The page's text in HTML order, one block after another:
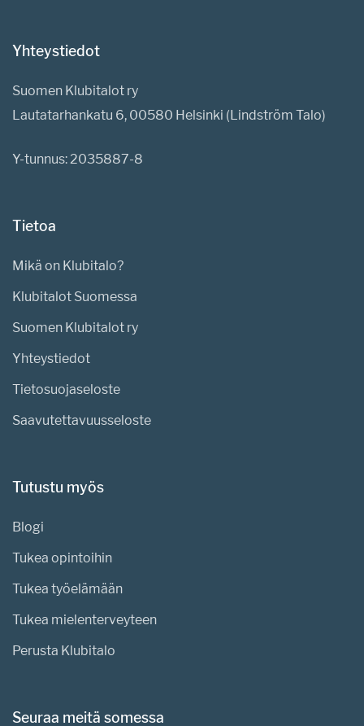
Yhteystiedot
Suomen Klubitalot ry
Lautatarhankatu 6, 00580 Helsinki (Lindström Talo)
Y-tunnus: 2035887-8
Tietoa
Mikä on Klubitalo?
Klubitalot Suomessa
Suomen Klubitalot ry
Yhteystiedot
Tietosuojaseloste
Saavutettavuusseloste
Tutustu myös
Blogi
Tukea opintoihin
Tukea työelämään
Tukea mielenterveyteen
Perusta Klubitalo
Seuraa meitä somessa